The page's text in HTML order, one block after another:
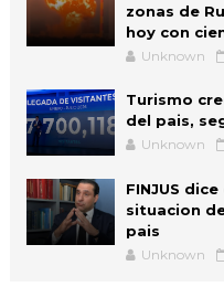
zonas de
hoy con
Unknown
Turismo
del pais,
Unknown
FINJUS
situacion
pais
Unknown